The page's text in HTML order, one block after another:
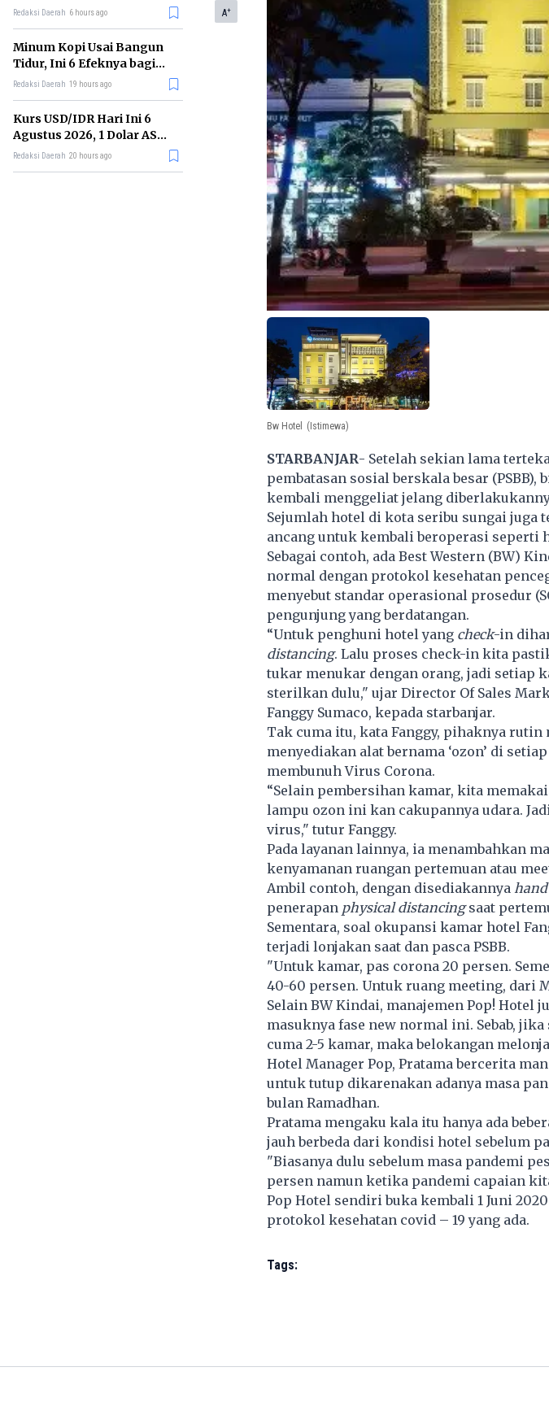
Perusahaan Terbesarnya
Redaksi Daerah 6 hours ago
Minum Kopi Usai Bangun
Tidur, Ini 6 Efeknya bagi
Kesehatan Tubuh
Redaksi Daerah 19 hours ago
Kurs USD/IDR Hari Ini 6
Agustus 2026, 1 Dolar AS
Kini Berapa Rupiah?
Redaksi Daerah 20 hours ago
A+
Bw Hotel (Istimewa)
STARBANJAR- Setelah sekian lama
pembatasan sosial berskala besar
kembali menggeliat jelang
Sejumlah hotel di kota seribu sungai juga
ancang untuk kembali beroperasi seperti
Sebagai contoh, ada Best Western (BW)
normal dengan protokol kesehatan
menyebut standar operasional prosedur
pengunjung yang berdatangan.
“Untuk penghuni hotel yang check-in
distancing. Lalu proses check-in kita
tukar menukar dengan orang, jadi setiap
sterilkan dulu," ujar Director Of Sales
Fanggy Sumaco, kepada starbanjar.
Tak cuma itu, kata Fanggy, pihaknya
menyediakan alat bernama ‘ozon’ di
membunuh Virus Corona.
“Selain pembersihan kamar, kita
lampu ozon ini kan cakupannya udara.
virus," tutur Fanggy.
Pada layanan lainnya, ia menambahkan
kenyamanan ruangan pertemuan atau
Ambil contoh, dengan disediakannya hand
penerapan physical distancingsaat
Sementara, soal okupansi kamar hotel
terjadi lonjakan saat dan pasca PSBB.
"Untuk kamar, pas corona 20 persen.
40-60 persen. Untuk ruang meeting, dari
Selain BW Kindai, manajemen Pop! Hotel
masuknya fase new normal ini. Sebab,
cuma 2-5 kamar, maka belokangan
Hotel Manager Pop, Pratama bercerita
untuk tutup dikarenakan adanya masa
bulan Ramadhan.
Pratama mengaku kala itu hanya ada
jauh berbeda dari kondisi hotel sebelum
"Biasanya dulu sebelum masa pandemi
persen namun ketika pandemi capaian
Pop Hotel sendiri buka kembali 1 Juni
protokol kesehatan covid – 19 yang ada.
Tags: